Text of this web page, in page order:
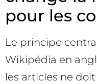
pour les
Le principe
Wikipédia en
les articles ne